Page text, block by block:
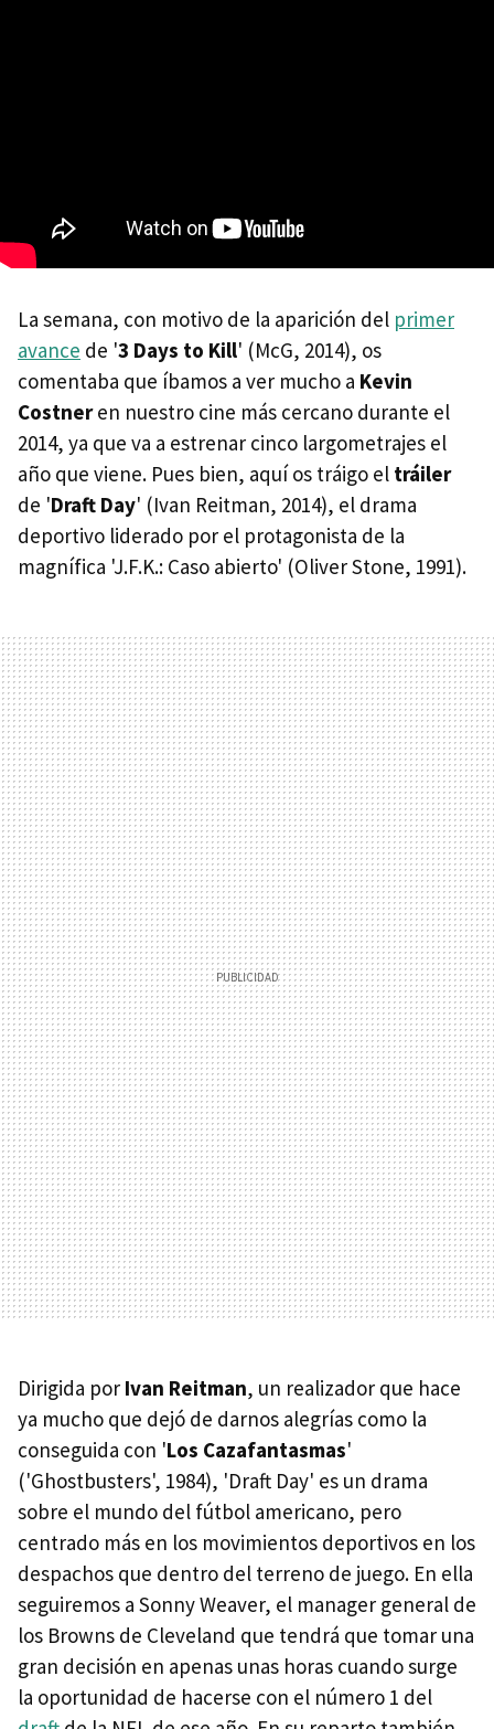
La semana, con motivo de la aparición del primer
avance de '3 Days to Kill' (McG, 2014), os
comentaba que íbamos a ver mucho a Kevin
Costneren nuestro cine más cercano durante el
2014, ya que va a estrenar cinco largometrajes el
año que viene. Pues bien, aquí os tráigo el tráiler
de 'Draft Day' (Ivan Reitman, 2014), el drama
deportivo liderado por el protagonista de la
magnífica 'J.F.K.: Caso abierto' (Oliver Stone, 1991).
Dirigida por Ivan Reitman, un realizador que hace
ya mucho que dejó de darnos alegrías como la
conseguida con 'Los Cazafantasmas'
('Ghostbusters', 1984), 'Draft Day' es un drama
sobre el mundo del fútbol americano, pero
centrado más en los movimientos deportivos en los
despachos que dentro del terreno de juego. En ella
seguiremos a Sonny Weaver, el manager general de
los Browns de Cleveland que tendrá que tomar una
gran decisión en apenas unas horas cuando surge
la oportunidad de hacerse con el número 1 del